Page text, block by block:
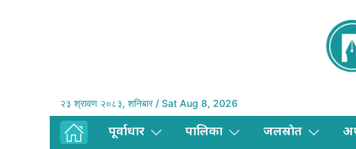
२३ श्रावण २०८३, शनिबार / Sat Aug 8, 2026
पूर्वाधार पालिका जलस्राेत